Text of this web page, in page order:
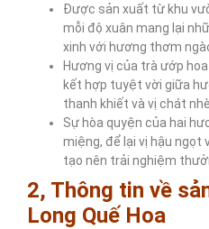
Được sản xuất từ khu
mỗi độ xuân mang lại
xinh với hương thơm
Hương vị của trà ướp
kết hợp tuyệt vời giữa
thanh khiết và vị chát
Sự hòa quyện của hai
miệng, để lại vị hậu ngọt
tạo nên trải nghiệm
2, Thông tin về
Long Quế Hoa